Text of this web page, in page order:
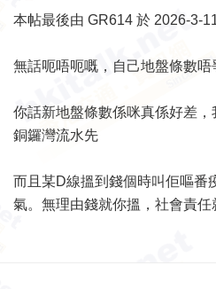
本帖最後由 GR614 於 2026-3-
無話呃唔呃嘅，自己地盤條數唔
你話新地盤條數係咪真係好差
銅鑼灣流水先
而且某D線搵到錢個時叫佢嘔番
氣。無理由錢就你搵，社會責任